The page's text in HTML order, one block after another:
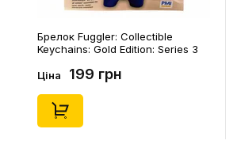
Брелок Fuggler: Collectible
Keychains: Gold Edition: Series 3
Ціна 199 грн